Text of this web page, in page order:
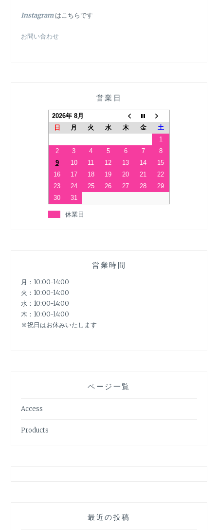
Instagramはこちらです
お問い合わせ
営業日
2026年 8月
日
月 火 水 木 金
土
1
2
3 4 5 6 7
8
9
10 11 12 13 14
15
16
17 18 19 20 21
22
23
24 25 26 27 28
29
30
31
休業日
営業時間
月：10:00-14:00
火：10:00-14:00
水：10:00-14:00
木：10:00-14:00
※祝日はお休みいたします
ページ一覧
Access
Products
最近の投稿